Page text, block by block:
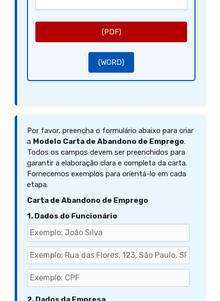
(PDF)
(WORD)
Por favor, preencha o formulário abaixo para criar
a Modelo Carta de Abandono de Emprego.
Todos os campos devem ser preenchidos para
garantir a elaboração clara e completa da carta.
Fornecemos exemplos para orientá-lo em cada
etapa.
Carta de Abandono de Emprego
1. Dados do Funcionário